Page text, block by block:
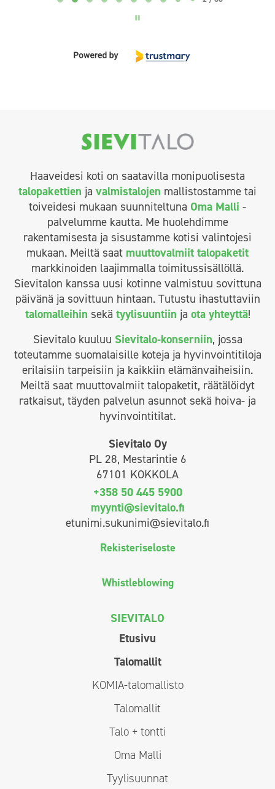
Haaveidesi koti on saatavilla monipuolisesta
talopakettien ja valmistalojen mallistostamme tai
toiveidesi mukaan suunniteltuna Oma Malli -
palvelumme kautta. Me huolehdimme
rakentamisesta ja sisustamme kotisi valintojesi
mukaan. Meiltä saat muuttovalmiit talopaketit
markkinoiden laajimmalla toimitussisällöllä.
Sievitalon kanssa uusi kotinne valmistuu sovittuna
päivänä ja sovittuun hintaan. Tutustu ihastuttaviin
talomalleihin sekä tyylisuuntiin ja ota yhteyttä!
Sievitalo kuuluu Sievitalo-konserniin, jossa
toteutamme suomalaisille koteja ja hyvinvointitiloja
erilaisiin tarpeisiin ja kaikkiin elämänvaiheisiin.
Meiltä saat muuttovalmiit talopaketit, räätälöidyt
ratkaisut, täyden palvelun asunnot sekä hoiva- ja
hyvinvointitilat.
Sievitalo Oy
PL 28, Mestarintie 6
67101 KOKKOLA
+358 50 445 5900
myynti@sievitalo.fi
etunimi.sukunimi@sievitalo.fi
Rekisteriseloste
Whistleblowing
SIEVITALO
Etusivu
Talomallit
KOMIA-talomallisto
Talomallit
Talo + tontti
Oma Malli
Tyylisuunnat